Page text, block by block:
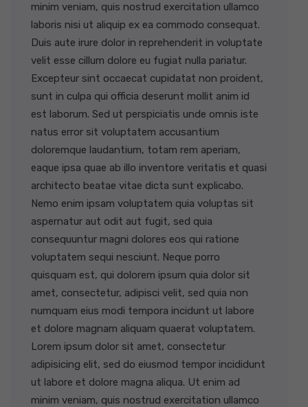
minim veniam, quis nostrud exercitation ullamco
laboris nisi ut aliquip ex ea commodo consequat.
Duis aute irure dolor in reprehenderit in voluptate
velit esse cillum dolore eu fugiat nulla pariatur.
Excepteur sint occaecat cupidatat non proident,
sunt in culpa qui officia deserunt mollit anim id
est laborum. Sed ut perspiciatis unde omnis iste
natus error sit voluptatem accusantium
doloremque laudantium, totam rem aperiam,
eaque ipsa quae ab illo inventore veritatis et quasi
architecto beatae vitae dicta sunt explicabo.
Nemo enim ipsam voluptatem quia voluptas sit
aspernatur aut odit aut fugit, sed quia
consequuntur magni dolores eos qui ratione
voluptatem sequi nesciunt. Neque porro
quisquam est, qui dolorem ipsum quia dolor sit
amet, consectetur, adipisci velit, sed quia non
numquam eius modi tempora incidunt ut labore
et dolore magnam aliquam quaerat voluptatem.
Lorem ipsum dolor sit amet, consectetur
adipisicing elit, sed do eiusmod tempor incididunt
ut labore et dolore magna aliqua. Ut enim ad
minim veniam, quis nostrud exercitation ullamco